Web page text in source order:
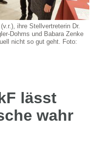
ihre Stellvertreterin Dr.
Dohms und Babara Zenke
nicht so gut geht. Foto:
lässt
wahr